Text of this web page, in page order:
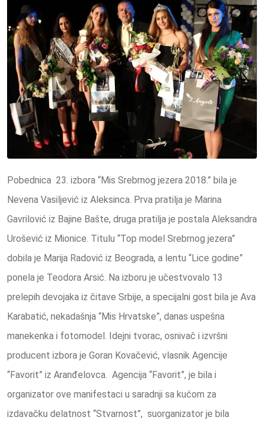
Pobednica 23. izbora “Mis Srebrnog jezera 2018.” bila je
Nevena Vasiljević iz Aleksinca. Prva pratilja je Marina
Gavrilović iz Bajine Bašte, druga pratilja je postala Aleksandra
Urošević iz Mionice. Titulu “Top model Srebrnog jezera”
dobila je Marija Radović iz Beograda, a lentu “Lice godine”
ponela je Teodora Arsić. Na izboru je učestvovalo 13
prelepih devojaka iz čitave Srbije, a specijalni gost bila je Ava
Karabatić, nekadašnja “Mis Hrvatske”, danas uspešna
manekenka i fotomodel. Idejni tvorac, osnivač i izvršni
producent izbora je Goran Kovačević, vlasnik Agencije
“Favorit” iz Aranđelovca. Agencija “Favorit”, je bila i
organizator ove manifestaci u saradnji sa kućom za
izdavačku delatnost “Stvarnost”, suorganizator je bila